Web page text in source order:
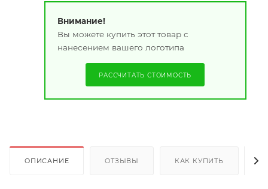
Внимание!
Вы можете купить этот товар с
нанесением вашего логотипа
РАССЧИТАТЬ СТОИМОСТЬ
ОПИСАНИЕ ОТЗЫВЫ КАК КУПИТЬ